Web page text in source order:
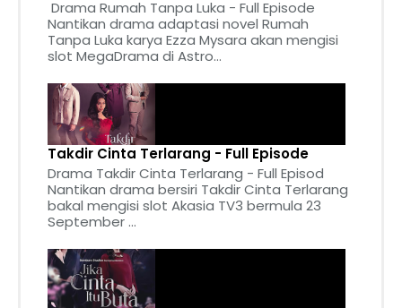
Drama Rumah Tanpa Luka - Full Episode
Nantikan drama adaptasi novel Rumah
Tanpa Luka karya Ezza Mysara akan mengisi
slot MegaDrama di Astro...
Takdir Cinta Terlarang - Full Episode
Drama Takdir Cinta Terlarang - Full Episod
Nantikan drama bersiri Takdir Cinta Terlarang
bakal mengisi slot Akasia TV3 bermula 23
September ...